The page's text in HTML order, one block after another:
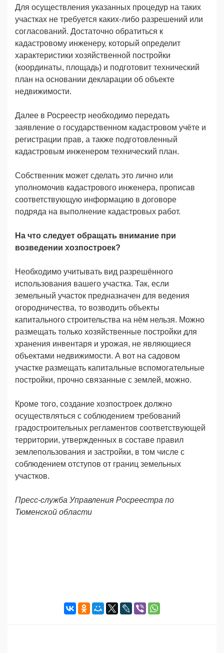
Для осуществления указанных процедур на таких
участках не требуется каких-либо разрешений или
согласований. Достаточно обратиться к
кадастровому инженеру, который определит
характеристики хозяйственной постройки
(координаты, площадь) и подготовит технический
план на основании декларации об объекте
недвижимости.
Далее в Росреестр необходимо передать
заявление о государственном кадастровом учёте и
регистрации прав, а также подготовленный
кадастровым инженером технический план.
Собственник может сделать это лично или
уполномочив кадастрового инженера, прописав
соответствующую информацию в договоре
подряда на выполнение кадастровых работ.
На что следует обращать внимание при
возведении хозпостроек?
Необходимо учитывать вид разрешённого
использования вашего участка. Так, если
земельный участок предназначен для ведения
огородничества, то возводить объекты
капитального строительства на нём нельзя. Можно
размещать только хозяйственные постройки для
хранения инвентаря и урожая, не являющиеся
объектами недвижимости. А вот на садовом
участке размещать капитальные вспомогательные
постройки, прочно связанные с землей, можно.
Кроме того, создание хозпостроек должно
осуществляться с соблюдением требований
градостроительных регламентов соответствующей
территории, утвержденных в составе правил
землепользования и застройки, в том числе с
соблюдением отступов от границ земельных
участков.
Пресс-служба Управления Росреестра по
Тюменской области